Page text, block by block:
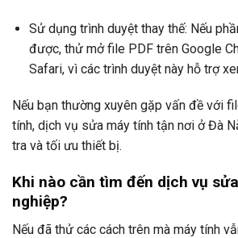
Sử dụng trình duyệt thay thế: Nếu
được, thử mở file PDF trên Google
Safari, vì các trình duyệt này hỗ trợ
Nếu bạn thường xuyên gặp vấn đề với
tính, dịch vụ sửa máy tính tận nơi ở Đà
tra và tối ưu thiết bị.
Khi nào cần tìm đến dịch vụ
nghiệp?
Nếu đã thử các cách trên mà máy tính